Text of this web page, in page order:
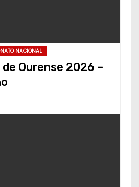
NACIONAL
Ourense 2026 –